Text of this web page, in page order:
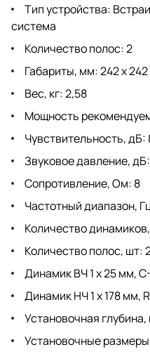
Тип устройства:
система
Количество полос: 2
Габариты, мм: 242 х 242
Вес, кг: 2,58
Мощность
Чувствительность, дБ:
Звуковое давление, дБ:
Сопротивление, Ом: 8
Частотный диапазон,
Количество
Количество полос, шт:
Динамик ВЧ 1 х 25 мм,
Динамик НЧ 1 х 178 мм,
Установочная глубина,
Установочные